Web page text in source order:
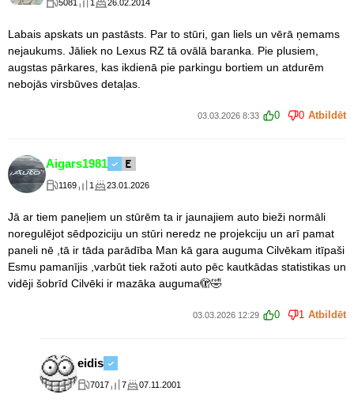
5081 1 26.02.2014
Labais apskats un pastāsts. Par to stūri, gan liels un vērā ņemams
nejaukums. Jāliek no Lexus RZ tā ovālā baranka. Pie plusiem,
augstas pārkares, kas ikdienā pie parkingu bortiem un atdurēm
nebojās virsbūves detaļas.
03.03.2026 8:33 0 0 Atbildēt
Aigars1981
1169 1 23.01.2026
Jā ar tiem paneļiem un stūrēm ta ir jaunajiem auto bieži normāli
noregulējot sēdpoziciju un stūri neredz ne projekciju un arī pamat
paneli nē ,tā ir tāda parādība Man kā gara auguma Cilvēkam itīpaši
Esmu pamanījis ,varbūt tiek ražoti auto pēc kautkādas statistikas un
vidēji šobrīd Cilvēki ir mazāka auguma🫣🤣
03.03.2026 12:29 0 1 Atbildēt
eidis
7017 7 07.11.2001